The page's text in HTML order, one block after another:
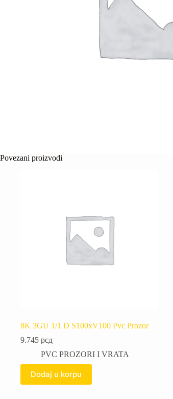
Povezani proizvodi
8K 3GU 1/1 D S100xV100 Pvc Prozor
9.745 рсд
PVC PROZORI I VRATA
Dodaj u korpu